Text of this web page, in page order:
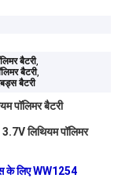
बैटरी,
बैटरी,
बैटरी
पॉलिमर बैटरी
लिथियम पॉलिमर
के लिए WW1254